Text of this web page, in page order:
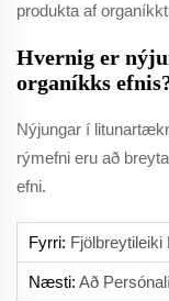
produkta af
Hvernig er
organíkks
Nýjungar í
rýmefni eru að
efni.
Fyrri: Fjölbreytileiki
Næsti: Að Persónalísera